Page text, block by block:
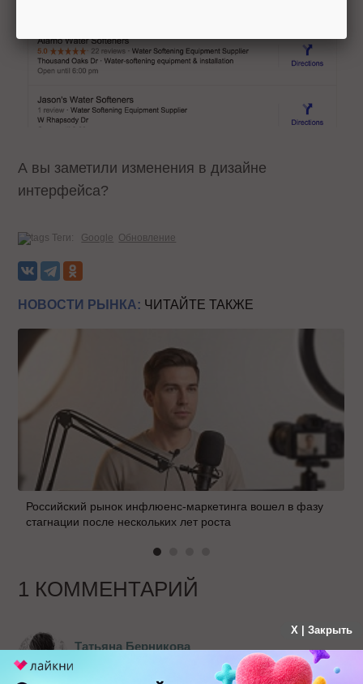
А вы заметили изменения в дизайне
интерфейса?
Теги: Google Обновление
НОВОСТИ РЫНКА: ЧИТАЙТЕ ТАКЖЕ
Российский рынок инфлюенс-маркетинга вошел в фазу
стагнации после нескольких лет роста
1 КОММЕНТАРИЙ
Татьяна Берникова
X | Закрыть